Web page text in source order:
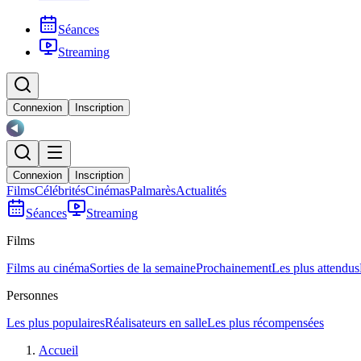
Séances
Streaming
Connexion Inscription
Connexion Inscription
FilmsCélébritésCinémasPalmarèsActualités
Séances
Streaming
Films
Films au cinémaSorties de la semaineProchainementLes plus attendus
Personnes
Les plus populairesRéalisateurs en salleLes plus récompensées
Accueil